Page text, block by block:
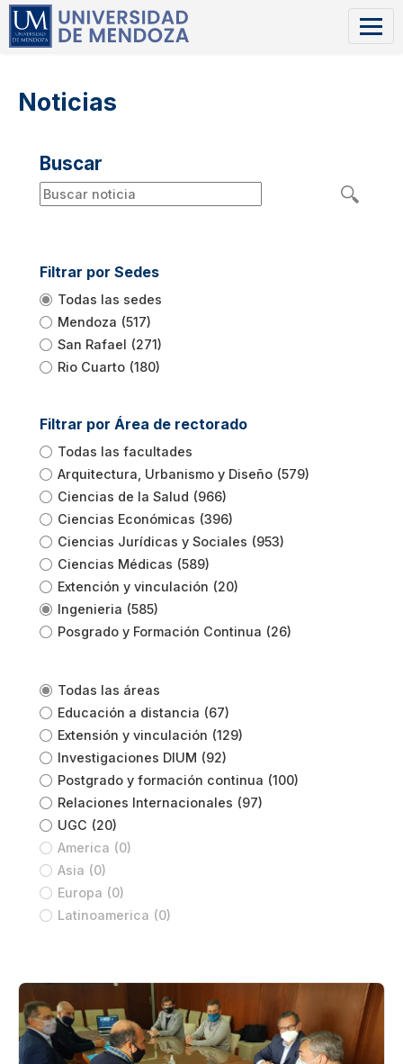
Noticias
Buscar
Filtrar por Sedes
Todas las sedes
Mendoza (517)
San Rafael (271)
Rio Cuarto (180)
Filtrar por Área de rectorado
Todas las facultades
Arquitectura, Urbanismo y Diseño (579)
Ciencias de la Salud (966)
Ciencias Económicas (396)
Ciencias Jurídicas y Sociales (953)
Ciencias Médicas (589)
Extención y vinculación (20)
Ingenieria (585)
Posgrado y Formación Continua (26)
Todas las áreas
Educación a distancia (67)
Extensión y vinculación (129)
Investigaciones DIUM (92)
Postgrado y formación continua (100)
Relaciones Internacionales (97)
UGC (20)
America (0)
Asia (0)
Europa (0)
Latinoamerica (0)